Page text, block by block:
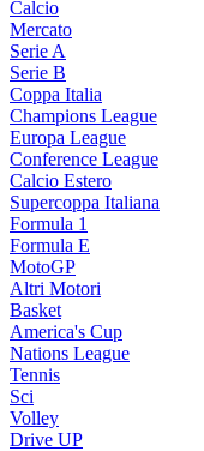
Calcio
Mercato
Serie A
Serie B
Coppa Italia
Champions League
Europa League
Conference League
Calcio Estero
Supercoppa Italiana
Formula 1
Formula E
MotoGP
Altri Motori
Basket
America's Cup
Nations League
Tennis
Sci
Volley
Drive UP